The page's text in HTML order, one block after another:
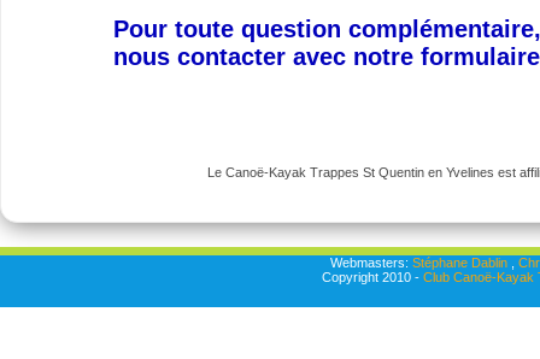
Pour toute question
nous contacter avec notre
Le Canoë-Kayak Trappes St Quentin en Yvelines est
Webmasters: Stéphane Dablin,
Copyright 2010 - Club Canoë-Kayak